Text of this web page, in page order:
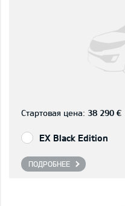
Стартовая цена: 38 290 €
EX Black Edition
ПОДРОБНЕЕ